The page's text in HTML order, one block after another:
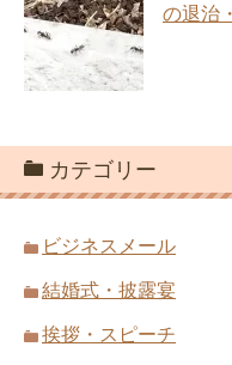
の退治
カテゴリー
ビジネスメール
結婚式・披露宴
挨拶・スピーチ